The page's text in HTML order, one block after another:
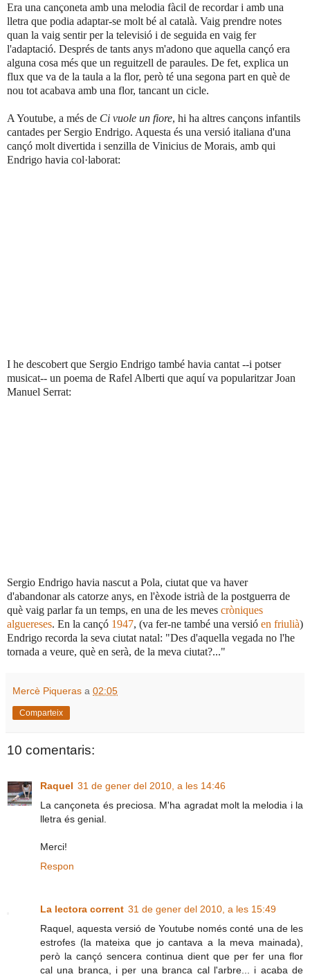
Era una cançoneta amb una melodia fàcil de recordar i amb una
lletra que podia adaptar-se molt bé al català. Vaig prendre notes
quan la vaig sentir per la televisió i de seguida en vaig fer
l'adaptació. Després de tants anys m'adono que aquella cançó era
alguna cosa més que un reguitzell de paraules. De fet, explica un
flux que va de la taula a la flor, però té una segona part en què de
nou tot acabava amb una flor, tancant un cicle.
A Youtube, a més de Ci vuole un fiore, hi ha altres cançons infantils
cantades per Sergio Endrigo. Aquesta és una versió italiana d'una
cançó molt divertida i senzilla de Vinicius de Morais, amb qui
Endrigo havia col·laborat:
I he descobert que Sergio Endrigo també havia cantat --i potser
musicat-- un poema de Rafel Alberti que aquí va popularitzar Joan
Manuel Serrat:
Sergio Endrigo havia nascut a Pola, ciutat que va haver
d'abandonar als catorze anys, en l'èxode istrià de la postguerra de
què vaig parlar fa un temps, en una de les meves cròniques
alguereses. En la cançó 1947, (va fer-ne també una versió en friulià)
Endrigo recorda la seva ciutat natal: "Des d'aquella vegada no l'he
tornada a veure, què en serà, de la meva ciutat?..."
Mercè Piqueras a 02:05
Comparteix
10 comentaris:
Raquel 31 de gener del 2010, a les 14:46
La cançoneta és preciosa. M'ha agradat molt la melodia i la
lletra és genial.
Merci!
Respon
La lectora corrent 31 de gener del 2010, a les 15:49
Raquel, aquesta versió de Youtube només conté una de les
estrofes (la mateixa que jo cantava a la meva mainada),
però la cançó sencera continua dient que per fer una flor
cal una branca, i per una branca cal l'arbre... i acaba de